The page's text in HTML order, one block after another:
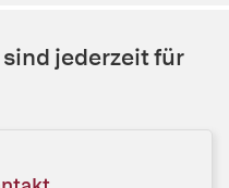
sind jederzeit für